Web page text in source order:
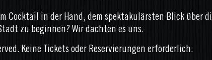
Cocktail in der Hand, dem spektakulärsten Blick über
zu beginnen? Wir dachten es uns.
Keine Tickets oder Reservierungen erforderlich.